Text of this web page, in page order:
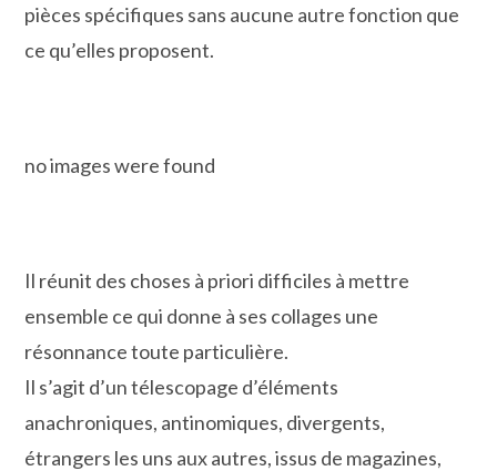
pièces spécifiques sans aucune autre fonction que
ce qu’elles proposent.
no images were found
Il réunit des choses à priori difficiles à mettre
ensemble ce qui donne à ses collages une
résonnance toute particulière.
Il s’agit d’un télescopage d’éléments
anachroniques, antinomiques, divergents,
étrangers les uns aux autres, issus de magazines,